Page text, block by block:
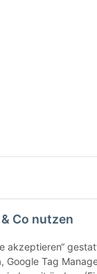
Co nutzen
akzeptieren“
Google Tag